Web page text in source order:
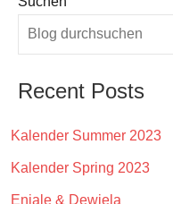
Recent Posts
Kalender Summer 2023
Kalender Spring 2023
Eniale & Dewiela